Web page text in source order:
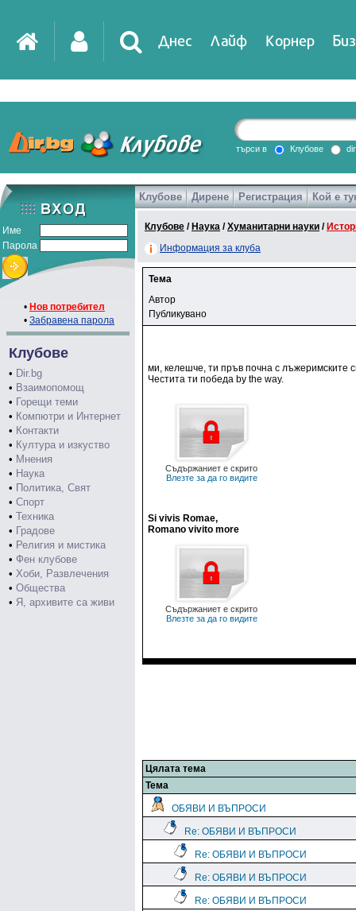
Днес Лайф Корнер
търси в Клубове
Име
Парола
• Нов потребител
• Забравена парола
Клубове
• Dir.bg
• Взаимопомощ
• Горещи теми
• Компютри и Интернет
• Контакти
• Култура и изкуство
• Мнения
• Наука
• Политика, Свят
• Спорт
• Техника
• Градове
• Религия и мистика
• Фен клубове
• Хоби, Развлечения
• Общества
• Я, архивите са живи
Клубове Дирене Регистрация Кой е
Клубове / Наука /Хуманитарни науки /
Информация за клуба
Тема
Автор
Публикувано
ми, келешче, ти пръв почна с лъжеримските
Честита ти победа by the way.
Съдържаниет е скрито
Влезте за да го видите
Si vivis Romae,
Romano vivito more
Съдържаниет е скрито
Влезте за да го видите
Цялата тема
Тема
ОБЯВИ И ВЪПРОСИ
Re: ОБЯВИ И ВЪПРОСИ
Re: ОБЯВИ И ВЪПРОСИ
Re: ОБЯВИ И ВЪПРОСИ
Re: ОБЯВИ И ВЪПРОСИ